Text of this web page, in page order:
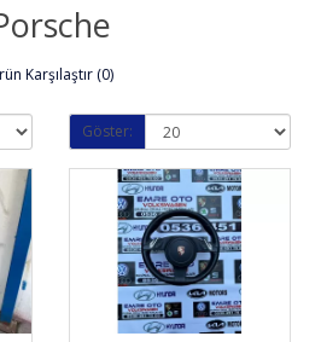
Karşılaştır (0)
Göster: